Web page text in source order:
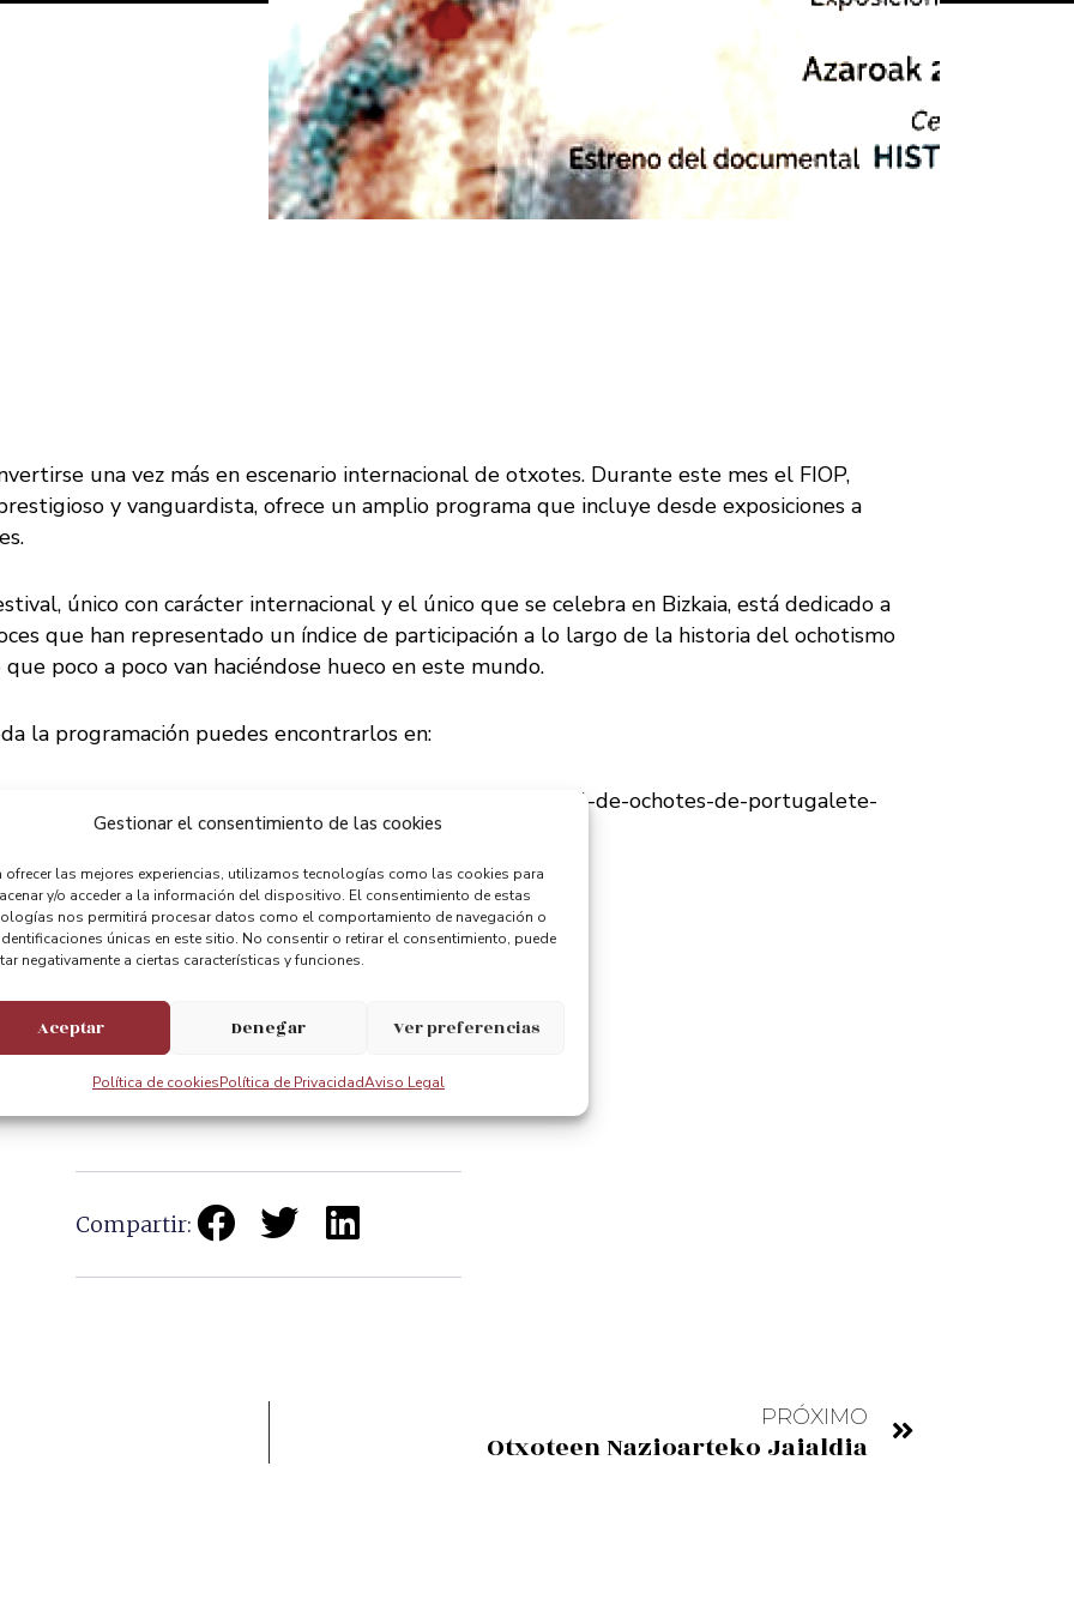
Gestionar el consentimiento de las cookies
ofrecer las mejores experiencias, utilizamos tecnologías como las cookies para
y/o acceder a la información del dispositivo. El consentimiento de estas
nos permitirá procesar datos como el comportamiento de navegación o
únicas en este sitio. No consentir o retirar el consentimiento, puede
negativamente a ciertas características y funciones.
Aceptar Denegar Ver preferencias
Política de cookiesPolítica de PrivacidadAviso Legal
una vez más en escenario internacional de otxotes. Durante este mes el FIOP,
y vanguardista, ofrece un amplio programa que incluye desde exposiciones a
único con carácter internacional y el único que se celebra en Bizkaia, está dedicado a
que han representado un índice de participación a lo largo de la historia del ochotismo
poco a poco van haciéndose hueco en este mundo.
la programación puedes encontrarlos en:
evento/2018110514530682/festival-internacional-de-ochotes-de-portugalete-
Compartir:
PRÓXIMO
Otxoteen Nazioarteko Jaialdia